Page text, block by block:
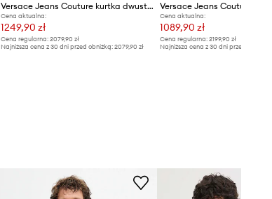
Versace Jeans Couture kurtka dwustronna
Cena aktualna:
1249,90 zł
Cena regularna:2079,90 zł
Najniższa cena z 30 dni przed obniżką:2079,90 zł
Cena aktualna:
1089,90 zł
Cena regularna: 2199,90 zł
Najniższa cena z 30 dni przed obniżką: